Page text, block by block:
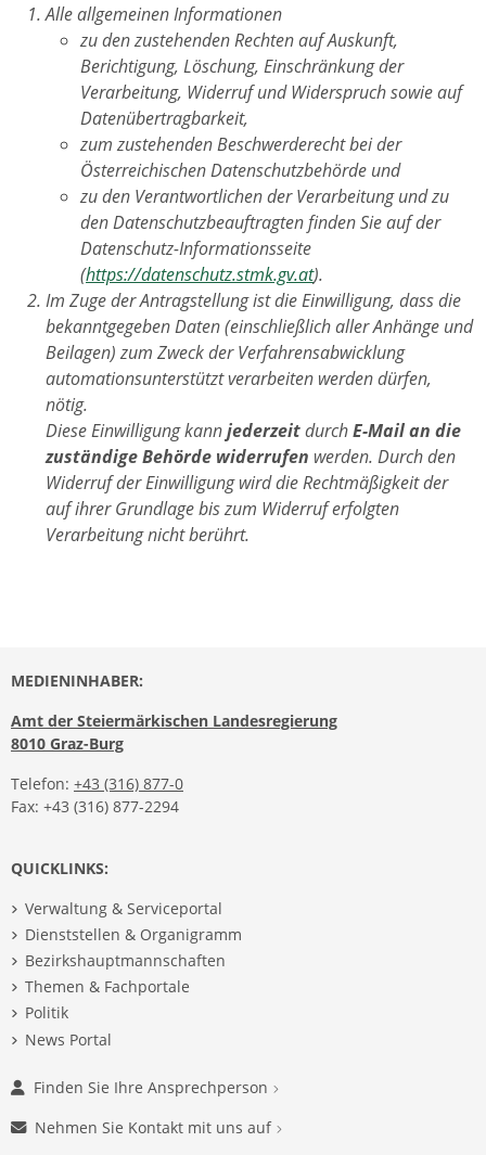
Alle allgemeinen Informationen
zu den zustehenden Rechten auf Auskunft,
Berichtigung, Löschung, Einschränkung der
Verarbeitung, Widerruf und Widerspruch sowie auf
Datenübertragbarkeit,
zum zustehenden Beschwerderecht bei der
Österreichischen Datenschutzbehörde und
zu den Verantwortlichen der Verarbeitung und zu
den Datenschutzbeauftragten finden Sie auf der
Datenschutz-Informationsseite
(https://datenschutz.stmk.gv.at).
Im Zuge der Antragstellung ist die Einwilligung, dass die
bekanntgegeben Daten (einschließlich aller Anhänge und
Beilagen) zum Zweck der Verfahrensabwicklung
automationsunterstützt verarbeiten werden dürfen,
nötig.
Diese Einwilligung kannjederzeitdurchE-Mail an die
zuständige Behörde widerrufen werden. Durch den
Widerruf der Einwilligung wird die Rechtmäßigkeit der
auf ihrer Grundlage bis zum Widerruf erfolgten
Verarbeitung nicht berührt.
MEDIENINHABER:
Amt der Steiermärkischen Landesregierung
8010 Graz-Burg
Telefon: +43 (316) 877-0
Fax: +43 (316) 877-2294
QUICKLINKS:
Verwaltung & Serviceportal
Dienststellen & Organigramm
Bezirkshauptmannschaften
Themen & Fachportale
Politik
News Portal
Finden Sie Ihre Ansprechperson
Nehmen Sie Kontakt mit uns auf